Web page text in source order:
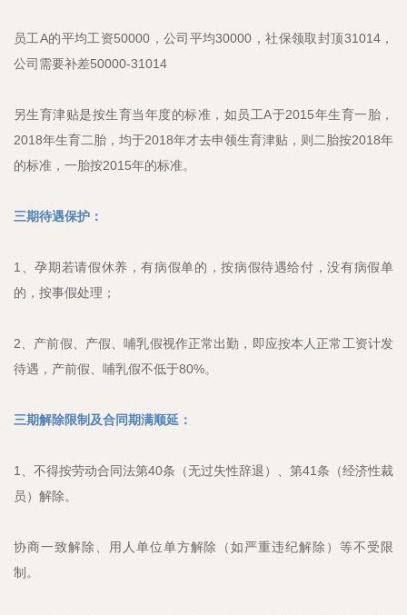
员工A的平均工资50000，公司平均30000，社保领取封顶31014，
公司需要补差50000-31014
另生育津贴是按生育当年度的标准，如员工A于2015年生育一胎，
2018年生育二胎，均于2018年才去申领生育津贴，则二胎按2018年
的标准，一胎按2015年的标准。
三期待遇保护：
1、孕期若请假休养，有病假单的，按病假待遇给付，没有病假单
的，按事假处理；
2、产前假、产假、哺乳假视作正常出勤，即应按本人正常工资计发
待遇，产前假、哺乳假不低于80%。
三期解除限制及合同期满顺延：
1、不得按劳动合同法第40条（无过失性辞退）、第41条（经济性裁
员）解除。
协商一致解除、用人单位单方解除（如严重违纪解除）等不受限
制。